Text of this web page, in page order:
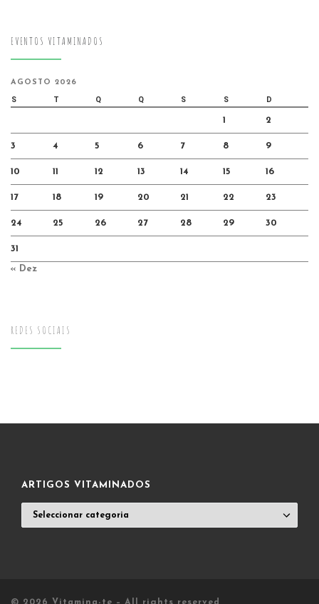
EVENTOS VITAMINADOS
AGOSTO 2026
S T Q Q S S D
1 2
3 4 5 6 7 8 9
10 11 12 13 14 15 16
17 18 19 20 21 22 23
24 25 26 27 28 29 30
31
« Dez
REDES SOCIAIS
ARTIGOS VITAMINADOS
VITAMINADOS